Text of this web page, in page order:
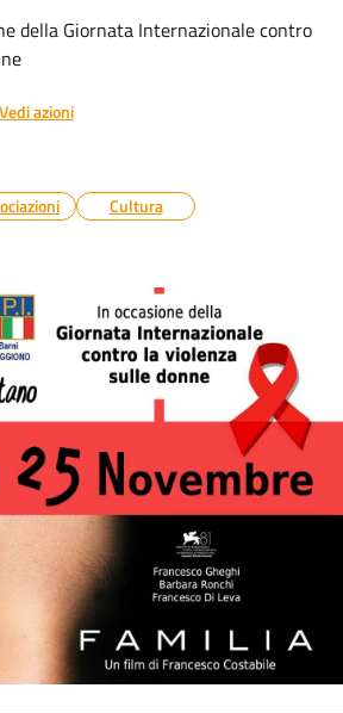
della Giornata Internazionale contro
Vedi azioni
Cultura